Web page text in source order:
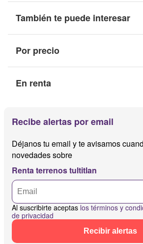
También te puede interesar
Por precio
En renta
Recibe alertas por email
Déjanos tu email y te avisamos
novedades sobre
Renta terrenos tultitlan
Al suscribirte aceptas los términos y
de privacidad
Recibir alertas